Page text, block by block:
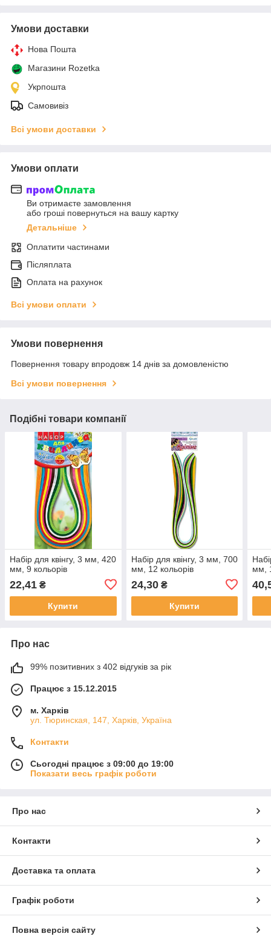
Умови доставки
Нова Пошта
Магазини Rozetka
Укрпошта
Самовивіз
Всі умови доставки
Умови оплати
Ви отримаєте замовлення
або гроші повернуться на вашу картку
Детальніше
Оплатити частинами
Післяплата
Оплата на рахунок
Всі умови оплати
Умови повернення
Повернення товару впродовж 14 днів за домовленістю
Всі умови повернення
Подібні товари компанії
Набір для квінгу, 3 мм, 420
мм, 9 кольорів
22,41 ₴
Купити
Набір для квінгу, 3 мм, 700
мм, 12 кольорів
24,30₴
Купити
мм,
Про нас
99% позитивних з 402 відгуків за рік
Працює з 15.12.2015
м. Харків
ул. Тюринская, 147, Харків, Україна
Контакти
Сьогодні працює з 09:00 до 19:00
Показати весь графік роботи
Про нас
Контакти
Доставка та оплата
Графік роботи
Повна версія сайту